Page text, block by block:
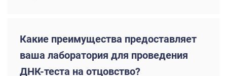
Какие преимущества предоставляет
ваша лаборатория для проведения
ДНК-теста на отцовство?